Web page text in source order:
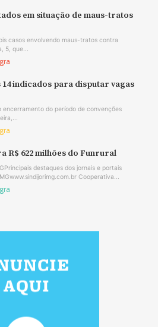
em situação de maus-tratos
casos envolvendo maus-tratos contra
5, que...
14 indicados para disputar vagas
encerramento do período de convenções
R$ 622 milhões do Funrural
destaques dos jornais e portais
Cooperativa...